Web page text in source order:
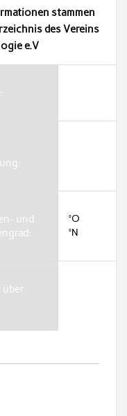
stammen
des Vereins
e.V
und
°O
°N
über